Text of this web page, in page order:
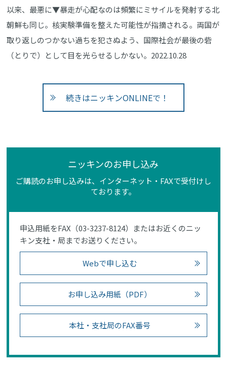
以来、最悪に▼暴走が心配なのは頻繁にミサイルを発射する北
朝鮮も同じ。核実験準備を整えた可能性が指摘される。両国が
取り返しのつかない過ちを犯さぬよう、国際社会が最後の砦
（とりで）として目を光らせるしかない。2022.10.28
続きはニッキンONLINEで！
ニッキンのお申し込み
ご購読のお申し込みは、インターネット・FAXで受付けし
ております。
申込用紙をFAX（03-3237-8124）またはお近くのニッ
キン支社・局までお送りください。
Webで申し込む
お申し込み用紙（PDF）
本社・支社局のFAX番号